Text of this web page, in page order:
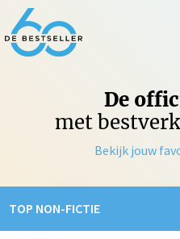
De
met
Bekijk jouw
Fictie
TOP NON-FICTIE